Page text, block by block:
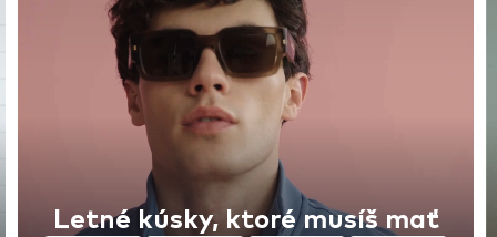
Letné kúsky, ktoré musíš mať